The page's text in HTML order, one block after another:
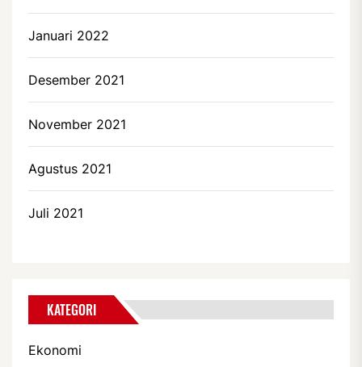
Januari 2022
Desember 2021
November 2021
Agustus 2021
Juli 2021
KATEGORI
Ekonomi